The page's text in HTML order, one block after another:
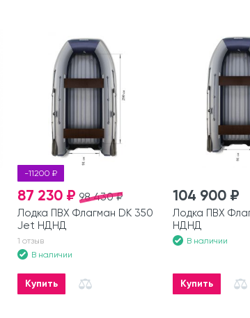
-11200 ₽
98 430 ₽
87 230 ₽
Лодка ПВХ Флагман DK 350
Jet НДНД
1 отзыв
В наличии
Купить
104 900 ₽
Лодка ПВХ
НДНД
В наличии
Купить